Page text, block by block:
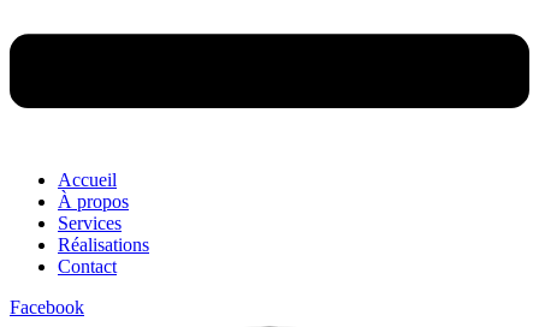
Accueil
À propos
Services
Réalisations
Contact
Facebook